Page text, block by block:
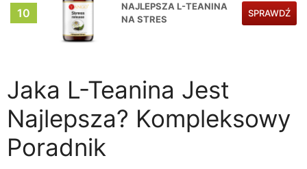
10
NAJLEPSZA L-TEANINA
NA STRES
SPRAWDŹ
Jaka L-Teanina Jest
Najlepsza? Kompleksowy
Poradnik